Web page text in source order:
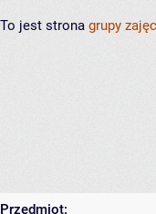
To jest strona grupy
Przedmiot: